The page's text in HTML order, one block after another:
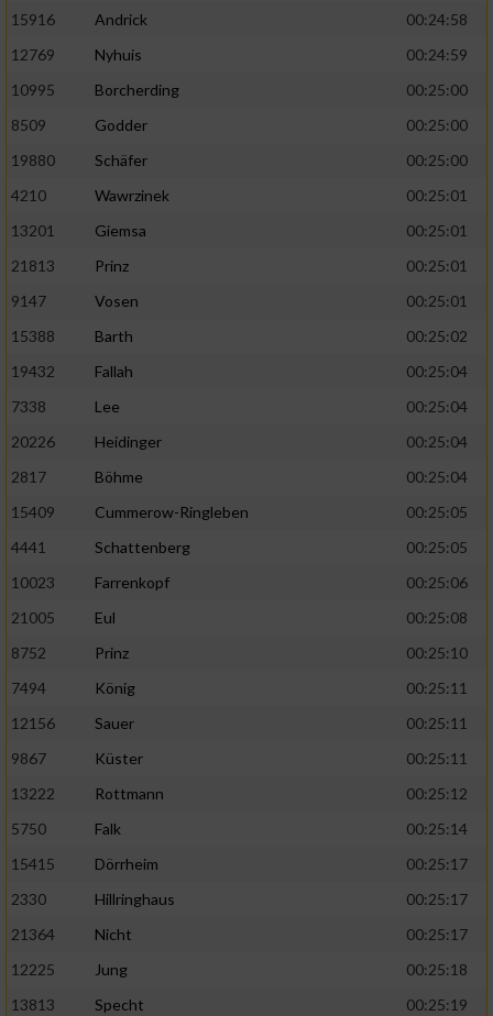
15916
Andrick
00:24:58
12769
Nyhuis
00:24:59
10995
Borcherding
00:25:00
8509
Godder
00:25:00
19880
Schäfer
00:25:00
4210
Wawrzinek
00:25:01
13201
Giemsa
00:25:01
21813
Prinz
00:25:01
9147
Vosen
00:25:01
15388
Barth
00:25:02
19432
Fallah
00:25:04
7338
Lee
00:25:04
20226
Heidinger
00:25:04
2817
Böhme
00:25:04
15409
Cummerow-Ringleben
00:25:05
4441
Schattenberg
00:25:05
10023
Farrenkopf
00:25:06
21005
Eul
00:25:08
8752
Prinz
00:25:10
7494
König
00:25:11
12156
Sauer
00:25:11
9867
Küster
00:25:11
13222
Rottmann
00:25:12
5750
Falk
00:25:14
15415
Dörrheim
00:25:17
2330
Hillringhaus
00:25:17
21364
Nicht
00:25:17
12225
Jung
00:25:18
13813
Specht
00:25:19